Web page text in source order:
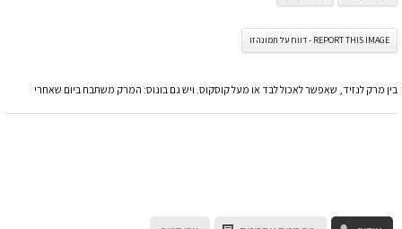
REPORT THIS IMAGE - דווח על תמונה זו
בין מרק לנזיד, שאפשר לאכול לבד או מעל קוסקוס. ויש גם בונוס: המרק משתבח ביום שאחרי